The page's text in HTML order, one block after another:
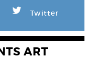
L Twitter
ART